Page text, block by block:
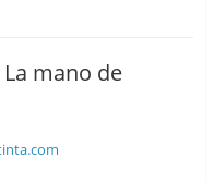
mano de